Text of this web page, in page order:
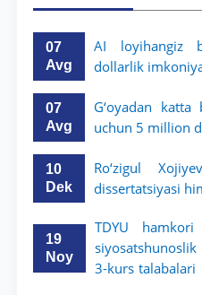
07
Avg
AI loyihangiz
dollarlik
07
Avg
G‘oyadan katta
uchun 5 million
10
Dek
Ro‘zigul
dissertatsiyasi
19
Noy
TDYU hamkori
3-kurs talabalari